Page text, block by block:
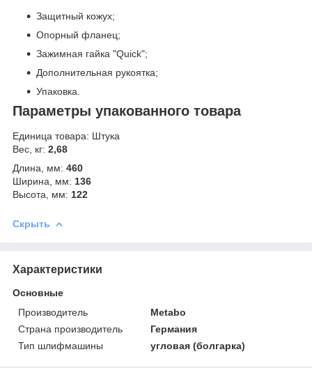
Защитный кожух;
Опорный фланец;
Зажимная гайка "Quick";
Дополнительная рукоятка;
Упаковка.
Параметры упакованного товара
Единица товара: Штука
Вес, кг: 2,68
Длина, мм: 460
Ширина, мм: 136
Высота, мм: 122
Скрыть
Характеристики
Основные
Производитель
Metabo
Страна производитель
Германия
Тип шлифмашины
угловая (болгарка)